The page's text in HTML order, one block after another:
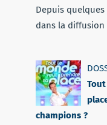
Depuis
dans la diffusion
champions ?